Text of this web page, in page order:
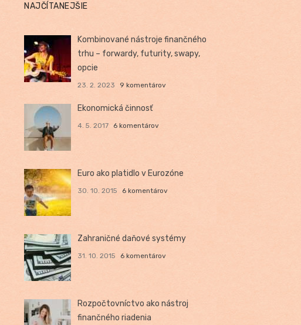
NAJČÍTANEJŠIE
Kombinované nástroje finančného
trhu – forwardy, futurity, swapy,
opcie
23. 2. 2023 9 komentárov
Ekonomická činnosť
4. 5. 2017 6 komentárov
Euro ako platidlo v Eurozóne
30. 10. 2015 6 komentárov
Zahraničné daňové systémy
31. 10. 2015 6 komentárov
Rozpočtovníctvo ako nástroj
finančného riadenia